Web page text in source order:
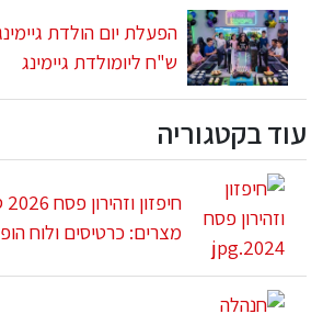
ש"ח ליומולדת גיימינג
עוד בקטגוריה
מצרים: כרטיסים ולוח